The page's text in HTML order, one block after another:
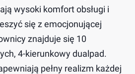
wysoki komfort obsługi i
się z emocjonującej
znajduje się 10
4-kierunkowy dualpad.
pełny realizm każdej